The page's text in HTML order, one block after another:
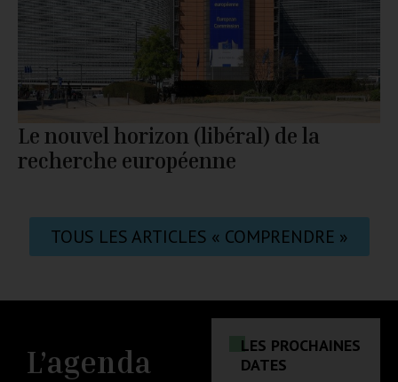
Le nouvel horizon (libéral) de la
recherche européenne
TOUS LES ARTICLES « COMPRENDRE »
L’agenda
LES PROCHAINES
DATES